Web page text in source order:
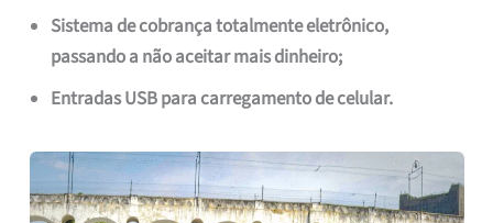
Sistema de cobrança totalmente eletrônico,
passando a não aceitar mais dinheiro;
Entradas USB para carregamento de celular.